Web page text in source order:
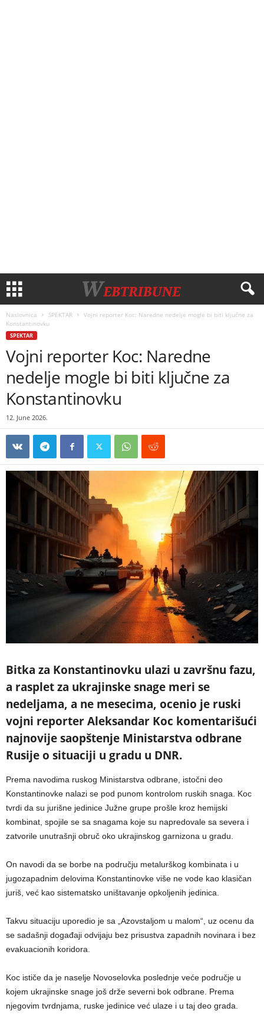
Naslovnica SPEKTAR
Vojni reporter Koc: Naredne nedelje mogle bi biti ključne za
Konstantinovku
SPEKTAR
Vojni reporter Koc: Naredne
nedelje mogle bi biti ključne za
Konstantinovku
12. June 2026.
Bitka za Konstantinovku ulazi u završnu fazu,
a rasplet za ukrajinske snage meri se
nedeljama, a ne mesecima, ocenio je ruski
vojni reporter Aleksandar Koc komentarišući
najnovije saopštenje Ministarstva odbrane
Rusije o situaciji u gradu u DNR.
Prema navodima ruskog Ministarstva odbrane, istočni deo
Konstantinovke nalazi se pod punom kontrolom ruskih snaga. Koc
tvrdi da su jurišne jedinice Južne grupe prošle kroz hemijski
kombinat, spojile se sa snagama koje su napredovale sa severa i
zatvorile unutrašnji obruč oko ukrajinskog garnizona u gradu.
On navodi da se borbe na području metalurškog kombinata i u
jugozapadnim delovima Konstantinovke više ne vode kao klasičan
juriš, već kao sistematsko uništavanje opkoljenih jedinica.
Takvu situaciju uporedio je sa „Azovstaljom u malom“, uz ocenu da
se sadašnji događaji odvijaju bez prisustva zapadnih novinara i bez
evakuacionih koridora.
Koc ističe da je naselje Novoselovka poslednje veće područje u
kojem ukrajinske snage još drže severni bok odbrane. Prema
njegovim tvrdnjama, ruske jedinice već ulaze i u taj deo grada.